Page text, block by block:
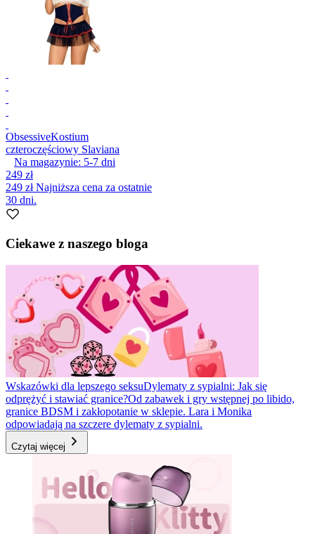
ObsessiveKostium
czteroczęściowy Slaviana
Na magazynie: 5-7 dni
249 zł
249 złNajniższa cena za ostatnie
30 dni.
Ciekawe z naszego bloga
Wskazówki dla lepszego seksuDylematy z sypialni: Jak się
odprężyć i stawiać granice?Od zabawek i gry wstępnej po libido,
granice BDSM i zakłopotanie w sklepie. Lara i Monika
odpowiadają na szczere dylematy z sypialni.
Czytaj więcej